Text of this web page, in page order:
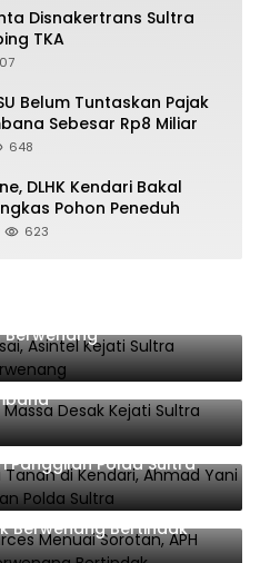
Disnakertrans Sultra
TKA
Belum Tuntaskan Pajak
Sebesar Rp8 Miliar
648
DLHK Kendari Bakal
Pohon Peneduh
623
Berwenang
Massa Desak Kejati
Tanah di Kendari, Ahmad
Panggilan Polda Sultra
Menuai Sorotan, APH
Berwenang Bertindak